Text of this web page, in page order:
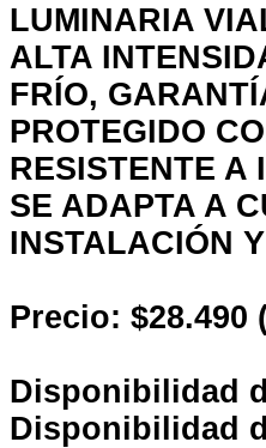
LUMINARIA
ALTA
FRÍO,
PROTEGIDO
RESISTENTE A
SE ADAPTA A
INSTALACIÓN
Precio: $28.490
Disponibilidad
Disponibilidad